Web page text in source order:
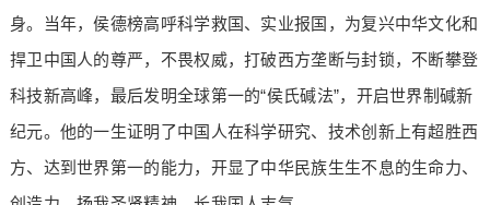
身。当年，侯德榜高呼科学救国、实业报国，为复兴中华文化和
捍卫中国人的尊严，不畏权威，打破西方垄断与封锁，不断攀登
科技新高峰，最后发明全球第一的“侯氏碱法”，开启世界制碱新
纪元。他的一生证明了中国人在科学研究、技术创新上有超胜西
方、达到世界第一的能力，开显了中华民族生生不息的生命力、